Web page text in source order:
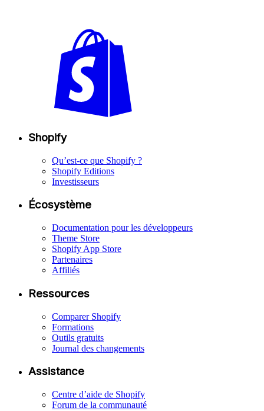
Shopify
Qu’est-ce que Shopify ?
Shopify Editions
Investisseurs
Écosystème
Documentation pour les développeurs
Theme Store
Shopify App Store
Partenaires
Affiliés
Ressources
Comparer Shopify
Formations
Outils gratuits
Journal des changements
Assistance
Centre d’aide de Shopify
Forum de la communauté